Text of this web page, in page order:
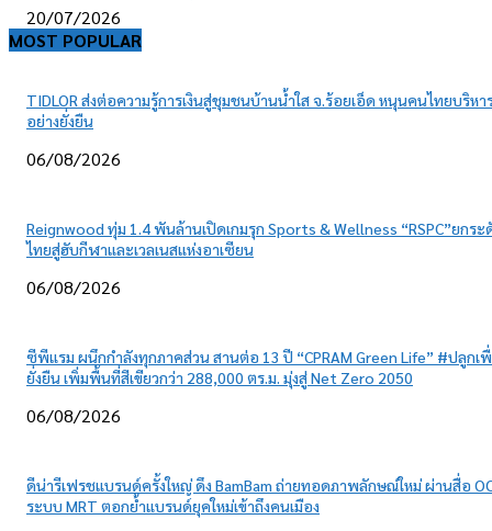
20/07/2026
MOST POPULAR
TIDLOR ส่งต่อความรู้การเงินสู่ชุมชนบ้านน้ำใส จ.ร้อยเอ็ด หนุนคนไทยบริหา
อย่างยั่งยืน
06/08/2026
Reignwood ทุ่ม 1.4 พันล้านเปิดเกมรุก Sports & Wellness “RSPC”ยกระ
ไทยสู่ฮับกีฬาและเวลเนสแห่งอาเซียน
06/08/2026
ซีพีแรม ผนึกกำลังทุกภาคส่วน สานต่อ 13 ปี “CPRAM Green Life” #ปลูกเ
ยั่งยืน เพิ่มพื้นที่สีเขียวกว่า 288,000 ตร.ม. มุ่งสู่ Net Zero 2050
06/08/2026
ดีน่ารีเฟรชแบรนด์ครั้งใหญ่ ดึง BamBam ถ่ายทอดภาพลักษณ์ใหม่ ผ่านสื่อ
ระบบ MRT ตอกย้ำแบรนด์ยุคใหม่เข้าถึงคนเมือง